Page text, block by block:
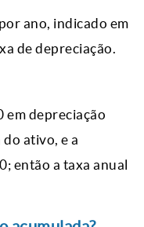
ano, indicado em
de depreciação.
em depreciação
ativo, e a
então a taxa anual